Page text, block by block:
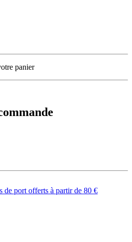
panier
de port offerts à partir de 80 €